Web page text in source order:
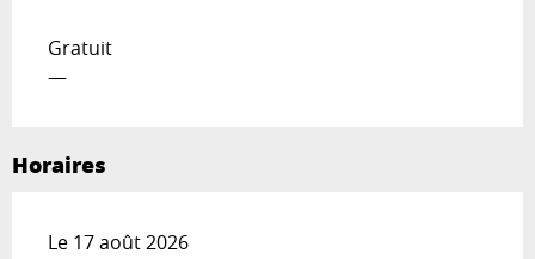
Gratuit
—
Horaires
Le 17 août 2026